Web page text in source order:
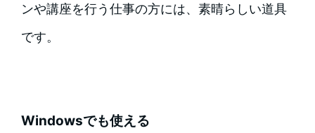
ンや講座を行う仕事の方には、素晴らしい道具
です。
Windowsでも使える